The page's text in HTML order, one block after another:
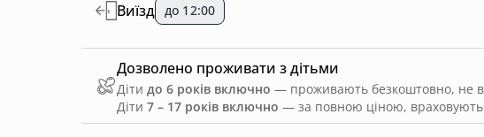
Виїзд до 12:00
Дозволено проживати з дітьми
Діти до 6 років включно — проживають безкоштовно, не
Діти 7 – 17 років включно — за повною ціною,